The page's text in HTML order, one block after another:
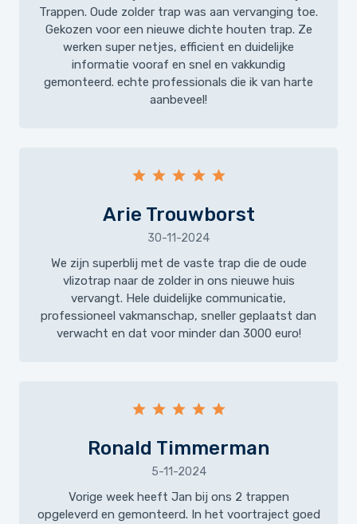
Trappen. Oude zolder trap was aan vervanging toe.
Gekozen voor een nieuwe dichte houten trap. Ze
werken super netjes, efficient en duidelijke
informatie vooraf en snel en vakkundig
gemonteerd. echte professionals die ik van harte
aanbeveel!
Arie Trouwborst
30-11-2024
We zijn superblij met de vaste trap die de oude
vlizotrap naar de zolder in ons nieuwe huis
vervangt. Hele duidelijke communicatie,
professioneel vakmanschap, sneller geplaatst dan
verwacht en dat voor minder dan 3000 euro!
Ronald Timmerman
5-11-2024
Vorige week heeft Jan bij ons 2 trappen
opgeleverd en gemonteerd. In het voortraject goed